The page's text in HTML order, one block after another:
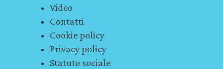
Video
Contatti
Cookie policy
Privacy policy
Statuto sociale